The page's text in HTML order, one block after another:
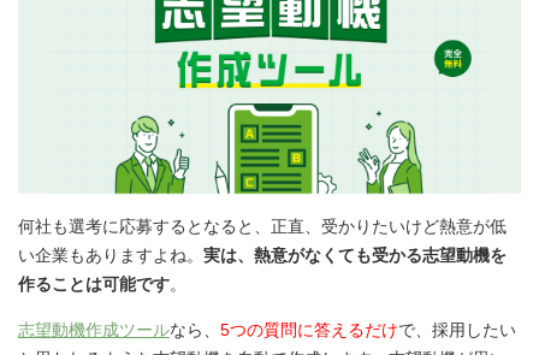
何社も選考に応募するとなると、正直、受かりたいけど熱意が低
い企業もありますよね。 実は、熱意がなくても受かる志望動機を
作ることは可能です。
志望動機作成ツールなら、 5つの質問に答えるだけで、採用したい